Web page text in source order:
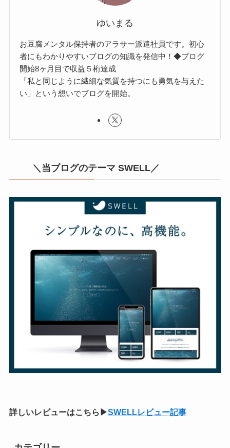
ゆいまる
お豆腐メンタル保持者のアラサー派遣社員です。初心
者にもわかりやすいブログの知識を発信中！◆ブログ
開始8ヶ月目で収益５桁達成
「私と同じように繊細な気質を持つにも勇気を与えた
い」という想いでブログを開始。
＼当ブログのテーマ SWELL／
詳しいレビューはこちら▶SWELLレビュー記事